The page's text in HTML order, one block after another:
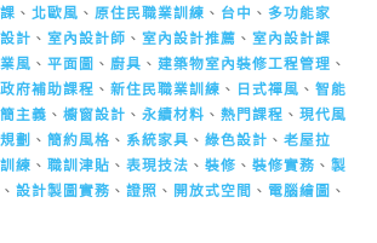
、 北歐風 、 原住民職業訓練 、 台中 、 多功能家
計 、 室內設計師 、 室內設計推薦 、 室內設計課
風 、 平面圖 、 廚具 、 建築物室內裝修工程管理 、
政府補助課程 、 新住民職業訓練 、 日式禪風 、 智能
主義 、 櫥窗設計 、 永續材料 、 熱門課程 、 現代風
劃 、 簡約風格 、 系統家具 、 綠色設計 、 老屋拉
練 、 職訓津貼 、 表現技法 、 裝修 、 裝修實務 、 製
、 設計製圖實務 、 證照 、 開放式空間 、 電腦繪圖 、